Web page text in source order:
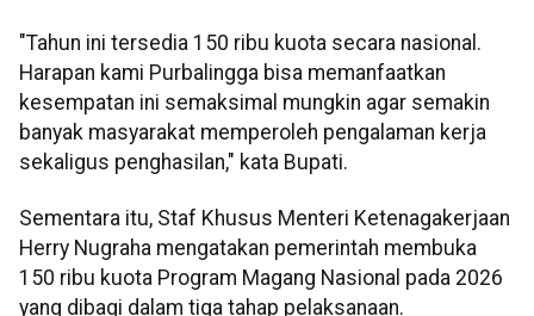
"Tahun ini tersedia 150 ribu kuota secara nasional.
Harapan kami Purbalingga bisa memanfaatkan
kesempatan ini semaksimal mungkin agar semakin
banyak masyarakat memperoleh pengalaman kerja
sekaligus penghasilan," kata Bupati.
Sementara itu, Staf Khusus Menteri Ketenagakerjaan
Herry Nugraha mengatakan pemerintah membuka
150 ribu kuota Program Magang Nasional pada 2026
yang dibagi dalam tiga tahap pelaksanaan.